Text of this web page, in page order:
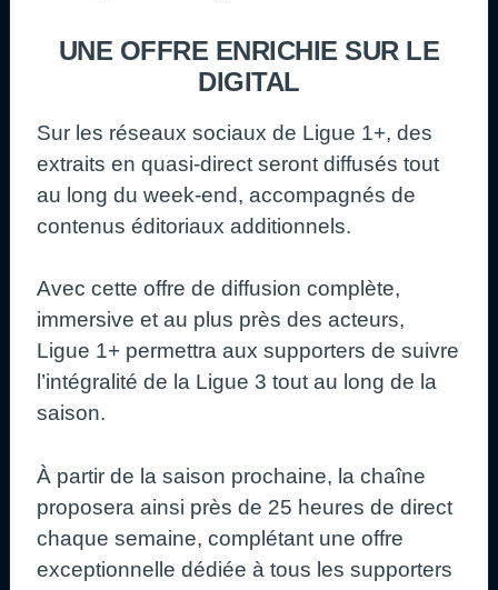
UNE OFFRE ENRICHIE SUR LE
DIGITAL
Sur les réseaux sociaux de Ligue 1+, des
extraits en quasi‑direct seront diffusés tout
au long du week‑end, accompagnés de
contenus éditoriaux additionnels.
Avec cette offre de diffusion complète,
immersive et au plus près des acteurs,
Ligue 1+ permettra aux supporters de suivre
l’intégralité de la Ligue 3 tout au long de la
saison.
À partir de la saison prochaine, la chaîne
proposera ainsi près de 25 heures de direct
chaque semaine, complétant une offre
exceptionnelle dédiée à tous les supporters